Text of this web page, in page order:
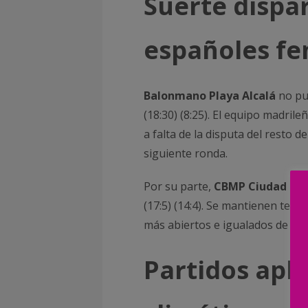
españoles
Balonmano Playa Alcalá no
(18:30) (8:25). El equipo
a falta de la disputa del resto
siguiente ronda.
Por su parte, CBMP Ciudad de
(17:5) (14:4). Se mantienen
más abiertos e igualados de
Partidos